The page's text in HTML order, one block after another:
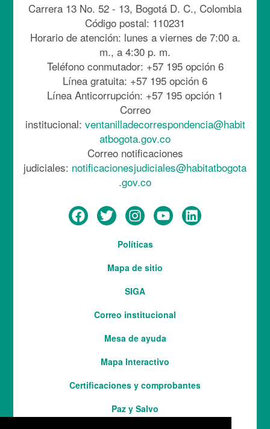
Carrera 13 No. 52 - 13, Bogotá D. C., Colombia
Código postal: 110231
Horario de atención: lunes a viernes de 7:00 a.
m., a 4:30 p. m.
Teléfono conmutador: +57 195 opción 6
Línea gratuita: +57 195 opción 6
Línea Anticorrupción: +57 195 opción 1
Correo
institucional: ventanilladecorrespondencia@habit
atbogota.gov.co
Correo notificaciones
judiciales: notificacionesjudiciales@habitatbogota
.gov.co
Políticas
Mapa de sitio
SIGA
Correo institucional
Mesa de ayuda
Mapa Interactivo
ServicesCertificaciones y comprobantes
Paz y Salvo